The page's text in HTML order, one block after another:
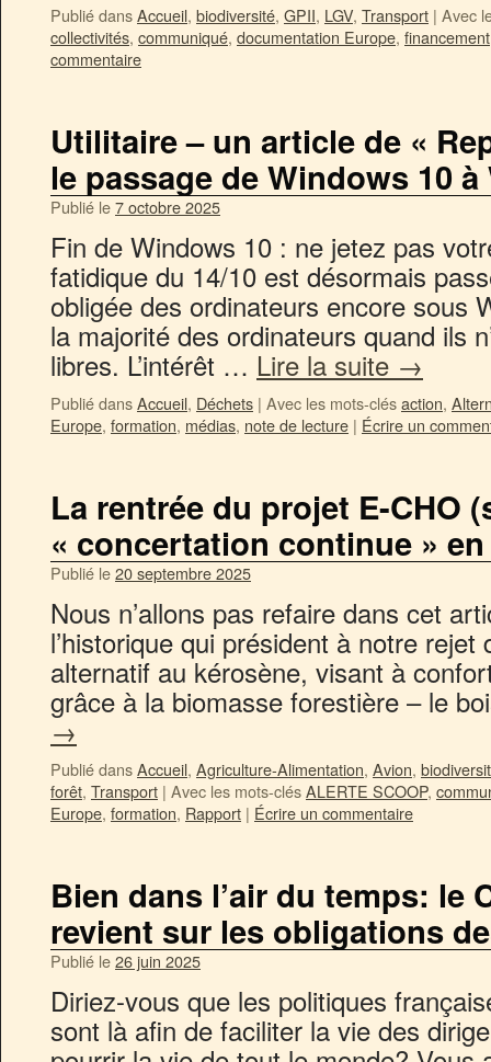
Publié dansAccueil, biodiversité, GPII, LGV, Transport | Avec
collectivités, communiqué, documentation Europe, financement
commentaire
Utilitaire – un article de «
le passage de Windows 10
Publié le7 octobre 2025
Fin de Windows 10 : ne jetez pas
fatidique du 14/10 est désormais
obligée des ordinateurs encore sous
la majorité des ordinateurs quand ils
libres. L’intérêt … Lire la suite →
Publié dansAccueil, Déchets | Avec les mots-clésaction,
Europe, formation, médias, note de lecture | Écrire un
La rentrée du projet E-CHO
« concertation continue »
Publié le20 septembre 2025
Nous n’allons pas refaire dans cet
l’historique qui président à notre rejet
alternatif au kérosène, visant à
grâce à la biomasse forestière – le
→
Publié dansAccueil, Agriculture-Alimentation, Avion,
forêt, Transport | Avec les mots-clésALERTE SCOOP,
Europe, formation, Rapport | Écrire un commentaire
Bien dans l’air du temps: le
revient sur les obligations
Publié le26 juin 2025
Diriez-vous que les politiques
sont là afin de faciliter la vie des